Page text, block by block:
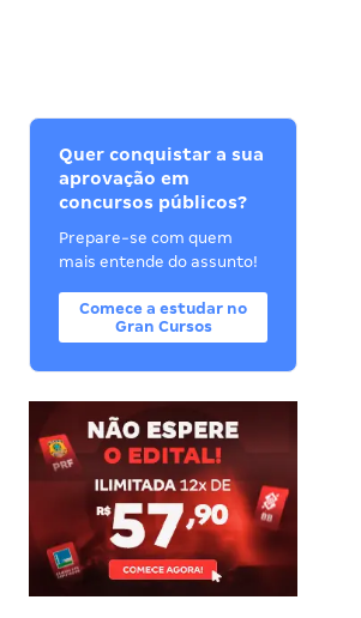
Quer conquistar a sua
aprovação em
concursos públicos?
Prepare-se com quem
mais entende do assunto!
Comece a estudar no
Gran Cursos